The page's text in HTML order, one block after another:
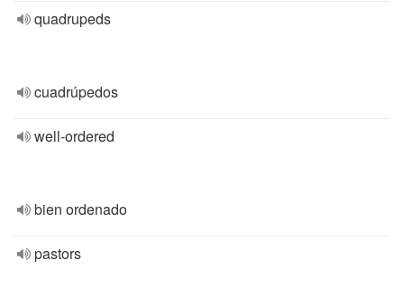
quadrupeds
cuadrúpedos
well-ordered
bien ordenado
pastors